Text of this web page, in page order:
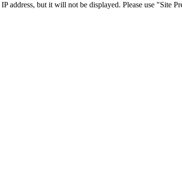
address, but it will not be displayed. Please use "Site